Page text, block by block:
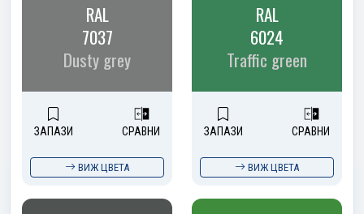
RAL
7037
Dusty grey
ЗАПАЗИ СРАВНИ
ВИЖ ЦВЕТА
RAL
6024
Traffic green
ЗАПАЗИ СРАВНИ
ВИЖ ЦВЕТА